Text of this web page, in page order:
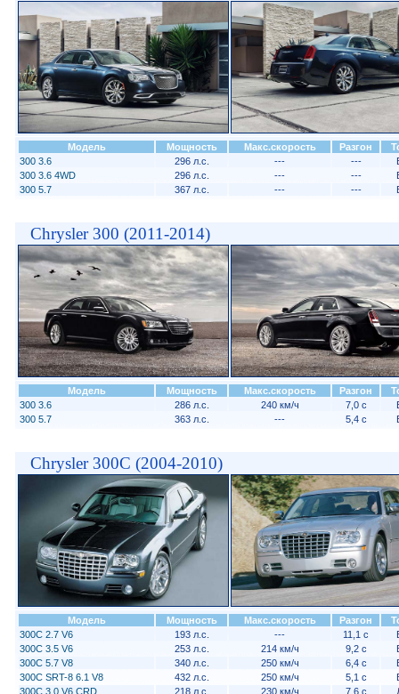
Модель Мощность Макс.скорость Разгон
300 3.6
296 л.с. --- ---
300 3.6 4WD
296 л.с. --- ---
300 5.7
367 л.с. --- ---
Chrysler 300 (2011-2014)
Модель Мощность Макс.скорость Разгон
300 3.6
286 л.с. 240 км/ч 7,0 с
300 5.7
363 л.с. --- 5,4 с
Chrysler 300C (2004-2010)
Модель Мощность Макс.скорость Разгон
300C 2.7 V6
193 л.с. --- 11,1 с
300C 3.5 V6
253 л.с. 214 км/ч 9,2 с
300C 5.7 V8
340 л.с. 250 км/ч 6,4 с
300C SRT-8 6.1 V8
432 л.с. 250 км/ч 5,1 с
300C 3.0 V6 CRD
218 л.с. 230 км/ч 7,6 с